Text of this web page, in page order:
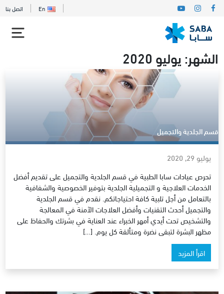
En اتصل بنا
الشهر: يوليو 2020
قسم الجلدية والتجميل
يوليو 29, 2020
تحرص عيادات سابا الطبية في قسم الجلدية والتجميل على تقديم أفضل
الخدمات العلاجية و التجميلية الجلدية بتوفير الخصوصية والشفافية
بالتعامل من أجل تلبية كافة احتياجاتكم. نقدم في قسم الجلدية
والتجميل أحدث التقنيات وأفضل العلاجات الآمنة في المعالجة
والتشخيص تحت أيدي أمهر الخبراء عند العناية في بشرتك والحفاظ على
مظهر البشرة لتبقى نضرة ومتألقة كل يوم. […]
اقرأ المزيد